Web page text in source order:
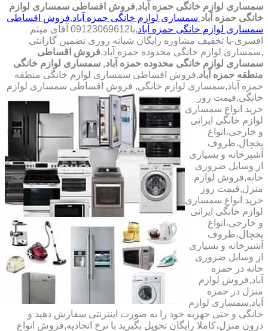
سمساری لوازم خانگی حمزه آباد,فروش اقساطی سمساری لوازم
خانگی حمزه آباد سمساری لوازم خانگی حمزه آباد,فروش اقساطی
سمساری لوازم خانگی حمزه آباد,با
09123069612 آقای میثم
افسری-با تخفیف مشاوره رایگان شبانه روزی تضمین گارانتی
,سمساری لوازم خانگی محدوده حمزه آباد,فروش اقساطی
سمساری لوازم خانگی محدوده حمزه آباد, سمساری لوازم خانگی
منطقه حمزه آباد,فروش اقساطی سمساری لوازم خانگی منطقه
حمزه آباد,سمساری لوازم خانگی, فروش اقساطی سمساری لوازم
خانگی,قیمت روز
خرید انواع سمساری
لوازم خانگی ایرانی
و خارجی،انواع
یخچال،ظروف
آشپزخانه و بسیاری
از وسایل ضروری
خانه,فروش لوازم
منزل,قیمت روز
خرید انواع سمساری
لوازم خانگی ایرانی
و خارجی،انواع
یخچال،ظروف
آشپزخانه و بسیاری
از وسایل ضروری
خانه در حمزه
آباد,فروش لوازم
منزل در حمزه
آباد,سمساری لوازم
خانگی و حتی جهزیه خود را به صورت اینترنتی سفارش دهید و
درون منزل،کاملا رایگان تحویل بگیرید با نرخ اتحادیه,فروش انواع